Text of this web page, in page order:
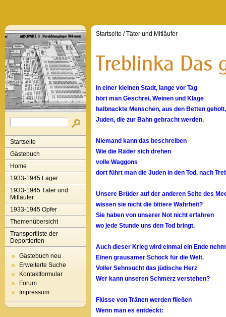
Startseite
Gästebuch
Home
1933-1945 Lager
1933-1945 Täter und
Mitläufer
1933-1945 Opfer
Themenübersicht
Transportliste der
Deportierten
Gästebuch neu
Erweiterte Suche
Kontaktformular
Forum
Impressum
Startseite /Täter und Mitläufer
In einer kleinen Stadt, lange vor Tag
hört man Geschrei, Weinen und Klage
halbnackte Menschen, aus den Betten geholt,
Juden, die zur Bahn gebracht werden.
Niemand kann das beschreiben
Wie die Räder sich drehen
volle Waggons
dort führt man die Juden in den Tod, nach
Unsere Brüder auf der anderen Seite des
wissen sie nicht die bittere Wahrheit?
Sie haben von unserer Not nicht erfahren
wo jede Stunde uns den Tod bringt.
Auch dieser Krieg wird einmal ein Ende
Einen grausamer Schock für die Welt.
Voller Sehnsucht das jüdische Herz
Wer kann unseren Schmerz verstehen?
Flüsse von Tränen werden fließen
Wenn man es entdeckt: